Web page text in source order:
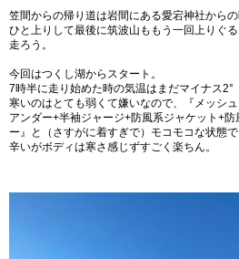
笠間からの帰り道は岩間にある愛宕神社から
ひと上りして最後に筑波山ももう一回上りぐ
走ろう。
今回はつくし湖からスタート。
7時半に走り始めた時の気温はまだマイナス2°
寒いのはとても弱くて嫌いなので、『メッシ
アンダー+半袖ジャージ+防風系ジャケット+
ー』と（さすがに着すぎで）モコモコな状態
辛いがボディは寒さ感じずすごく楽ちん。